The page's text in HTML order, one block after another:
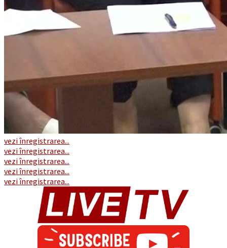
vezi înregistrarea...
vezi înregistrarea...
vezi înregistrarea...
vezi înregistrarea...
vezi înregistrarea...